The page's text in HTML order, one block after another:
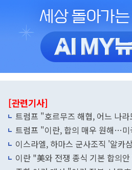
[관련기사]
트럼프 "호르무즈 해협, 어느 나
트럼프 "이란, 합의 매우 원해…
이스라엘, 하마스 군사조직 '알카
이란 "美와 전쟁 종식 기본 합의